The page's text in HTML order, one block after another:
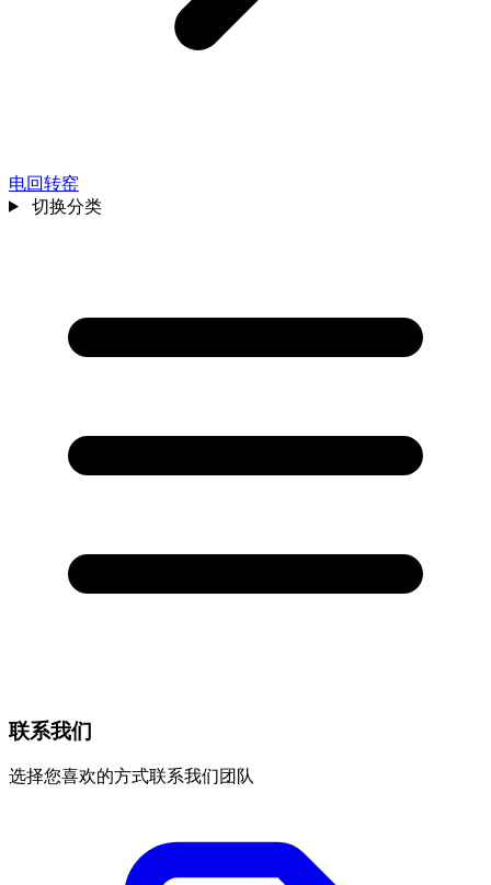
电回转窑
切换分类
联系我们
选择您喜欢的方式联系我们团队